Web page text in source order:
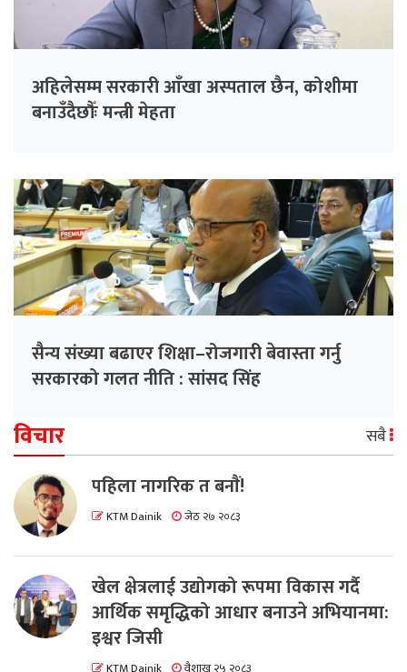
अहिलेसम्म सरकारी आँखा अस्पताल छैन, कोशीमा
बनाउँदैछौँः मन्त्री मेहता
सैन्य संख्या बढाएर शिक्षा–रोजगारी बेवास्ता गर्नु
सरकारको गलत नीति : सांसद सिंह
विचार सबै
पहिला नागरिक त बनाैं!
KTM Dainik जेठ २७ २०८३
खेल क्षेत्रलाई उद्योगको रूपमा विकास गर्दै
आर्थिक समृद्धिको आधार बनाउने अभियानमा:
इश्वर जिसी